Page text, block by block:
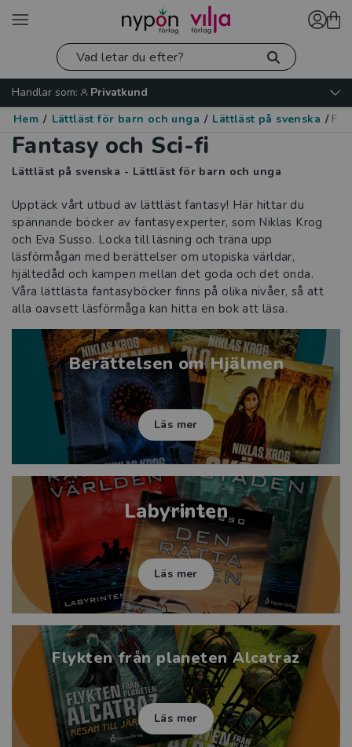
Handlar som:
Privatkund
Hem / Lättläst för barn och unga / Lättläst på svenska /
Fantasy och Sci-fi
Lättläst på svenska - Lättläst för barn och unga
Upptäck vårt utbud av lättläst fantasy! Här hittar du
spännande böcker av fantasyexperter, som Niklas Krog
och Eva Susso. Locka till läsning och träna upp
läsförmågan med berättelser om utopiska världar,
hjältedåd och kampen mellan det goda och det onda.
Våra lättlästa fantasyböcker finns på olika nivåer, så att
alla oavsett läsförmåga kan hitta en bok att läsa.
Berättelsen om Hjälmen
Läs mer
Labyrinten
Läs mer
Flykten från planeten Alcatraz
Läs mer